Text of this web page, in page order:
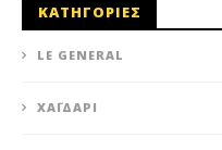
ΚΑΤΗΓΟΡΙΕΣ
LE GENERAL
XΑΪΔΆΡΙ